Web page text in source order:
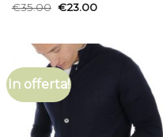
€35.00 €23.00
In offerta!